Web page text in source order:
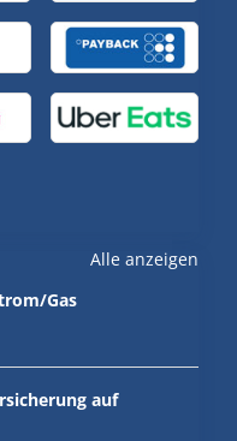
Alle anzeigen
Gas
auf